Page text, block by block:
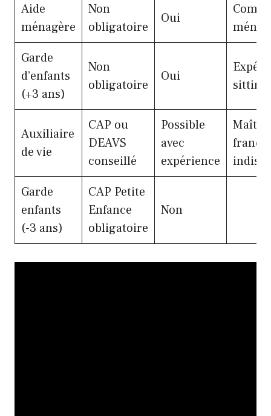
Aide
ménagère
Non
obligatoire
Oui
Garde
d’enfants
(+3 ans)
Non
obligatoire
Oui
sitting
Auxiliaire
de vie
CAP ou
DEAVS
conseillé
Possible
avec
expérience
Garde
enfants
(-3 ans)
CAP Petite
Enfance
obligatoire
Non